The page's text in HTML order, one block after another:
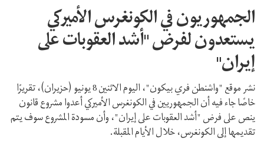
الجمهوريون في الكونغرس الأميركي
يستعدون لفرض "أشد العقوبات على
إيران"
نشر موقع "واشنطن فري بيكون"، اليوم الاثنين 8 يونيو (حزيران)، تقريرًا
خاصًا جاء فيه أن الجمهوريين في الكونغرس الأميركي أعدوا مشروع قانون
ينص على فرض "أشد العقوبات على إيران"، وأن مسودة المشروع سوف يتم
تقديمها إلى الكونغرس، خلال الأيام المقبلة.